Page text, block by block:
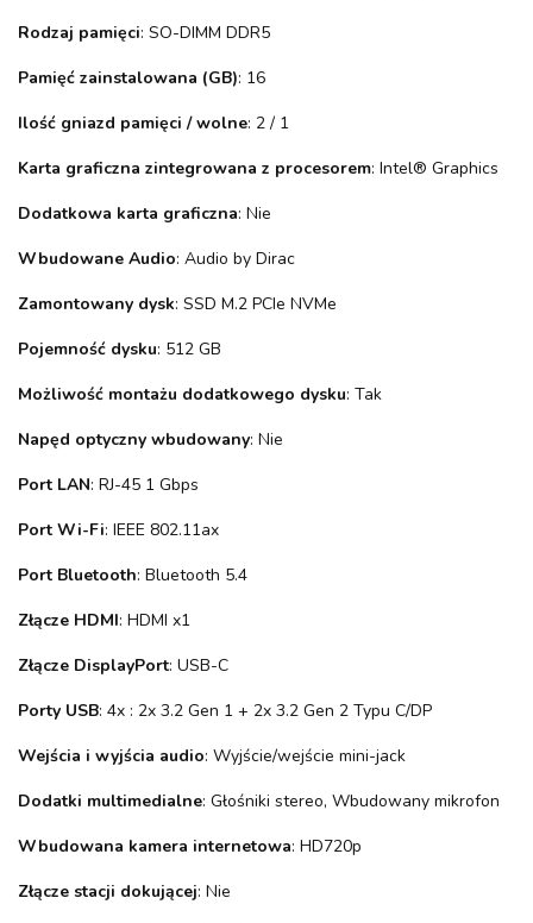
Rodzaj pamięci: SO-DIMM DDR5
Pamięć zainstalowana (GB): 16
Ilość gniazd pamięci / wolne: 2 / 1
Karta graficzna zintegrowana z procesorem: Intel® Graphics
Dodatkowa karta graficzna: Nie
Wbudowane Audio: Audio by Dirac
Zamontowany dysk: SSD M.2 PCIe NVMe
Pojemność dysku: 512 GB
Możliwość montażu dodatkowego dysku: Tak
Napęd optyczny wbudowany: Nie
Port LAN: RJ-45 1 Gbps
Port Wi-Fi: IEEE 802.11ax
Port Bluetooth: Bluetooth 5.4
Złącze HDMI: HDMI x1
Złącze DisplayPort: USB-C
Porty USB: 4x : 2x 3.2 Gen 1 + 2x 3.2 Gen 2 Typu C/DP
Wejścia i wyjścia audio: Wyjście/wejście mini-jack
Dodatki multimedialne: Głośniki stereo, Wbudowany mikrofon
Wbudowana kamera internetowa: HD720p
Złącze stacji dokującej: Nie